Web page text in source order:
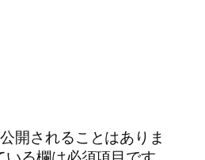
開されることはありま